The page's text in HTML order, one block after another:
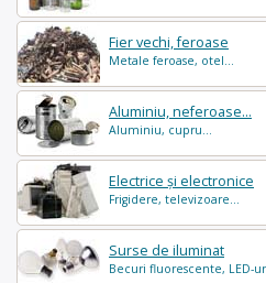
Fier vechi, feroase
Metale feroase, otel...
Aluminiu, neferoase...
Aluminiu, cupru...
Electrice și electronice
Frigidere, televizoare...
Surse de iluminat
Becuri fluorescente, LED-